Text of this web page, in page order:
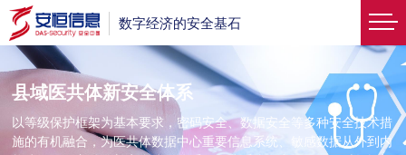
数字经济的安全基石
县域医共体新安全体系
以等级保护框架为基本要求，密码安全、数据安全等多种安全技术措
施的有机融合，为医共体数据中心重要信息系统、敏感数据从外到内